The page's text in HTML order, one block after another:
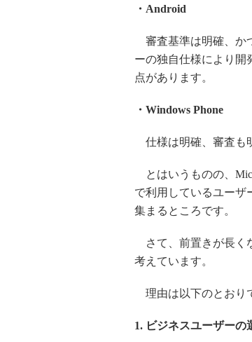
・Android
審査基準は明確、か
ーの独自仕様により開
点があります。
・Windows Phone
仕様は明確、審査も
とはいうものの、
で利用しているユーザ
集まるところです。
さて、前置きが長く
考えています。
理由は以下のとおり
1. ビジネスユーザーの